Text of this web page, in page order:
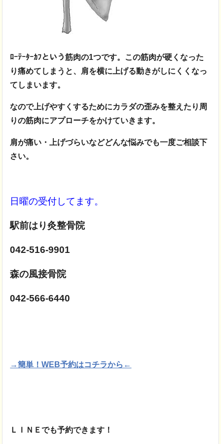
ﾛｰﾃｰﾀｰｶﾌという筋肉の1つです。この筋肉が硬くなった
り痛めてしまうと、肩を横に上げる動きがしにくくなっ
てしまいます。
なので上げやすくするためにカラダの歪みを整えたり周
りの筋肉にアプローチをかけていきます。
肩が痛い・上げづらいなどどんな悩みでも一度ご相談下
さい。
日曜の受付してます。
駅前はり灸整骨院
042-516-9901
森の風接骨院
042-566-6440
→簡単！WEB予約はコチラから←
ＬＩＮＥでも予約できます！